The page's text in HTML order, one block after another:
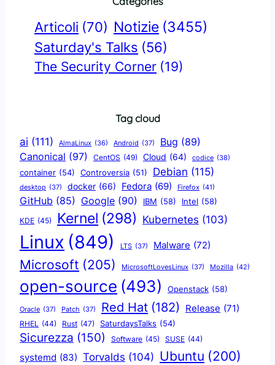
Articoli (70) Notizie (3455)
Saturday's Talks (56)
The Security Corner (19)
Tag cloud
ai (111) AlmaLinux (36) Android (37) Bug (89)
Canonical (97) CentOS (49) Cloud (64) codice (38)
container (54) Controversia (51) Debian (115)
desktop (37) docker (66) Fedora (69) Firefox (41)
GitHub (85) Google (90) IBM (58) Intel (58)
KDE (45) Kernel (298) Kubernetes (103)
Linux (849) LTS (37) Malware (72)
Microsoft (205) MicrosoftLovesLinux (37) Mozilla (42)
open-source (493) Openstack (58)
Oracle (37) Patch (37) Red Hat (182) Release (71)
RHEL (44) Rust (47) SaturdaysTalks (54)
Sicurezza (150) Software (45) SUSE (44)
systemd (83) Torvalds (104) Ubuntu (200)